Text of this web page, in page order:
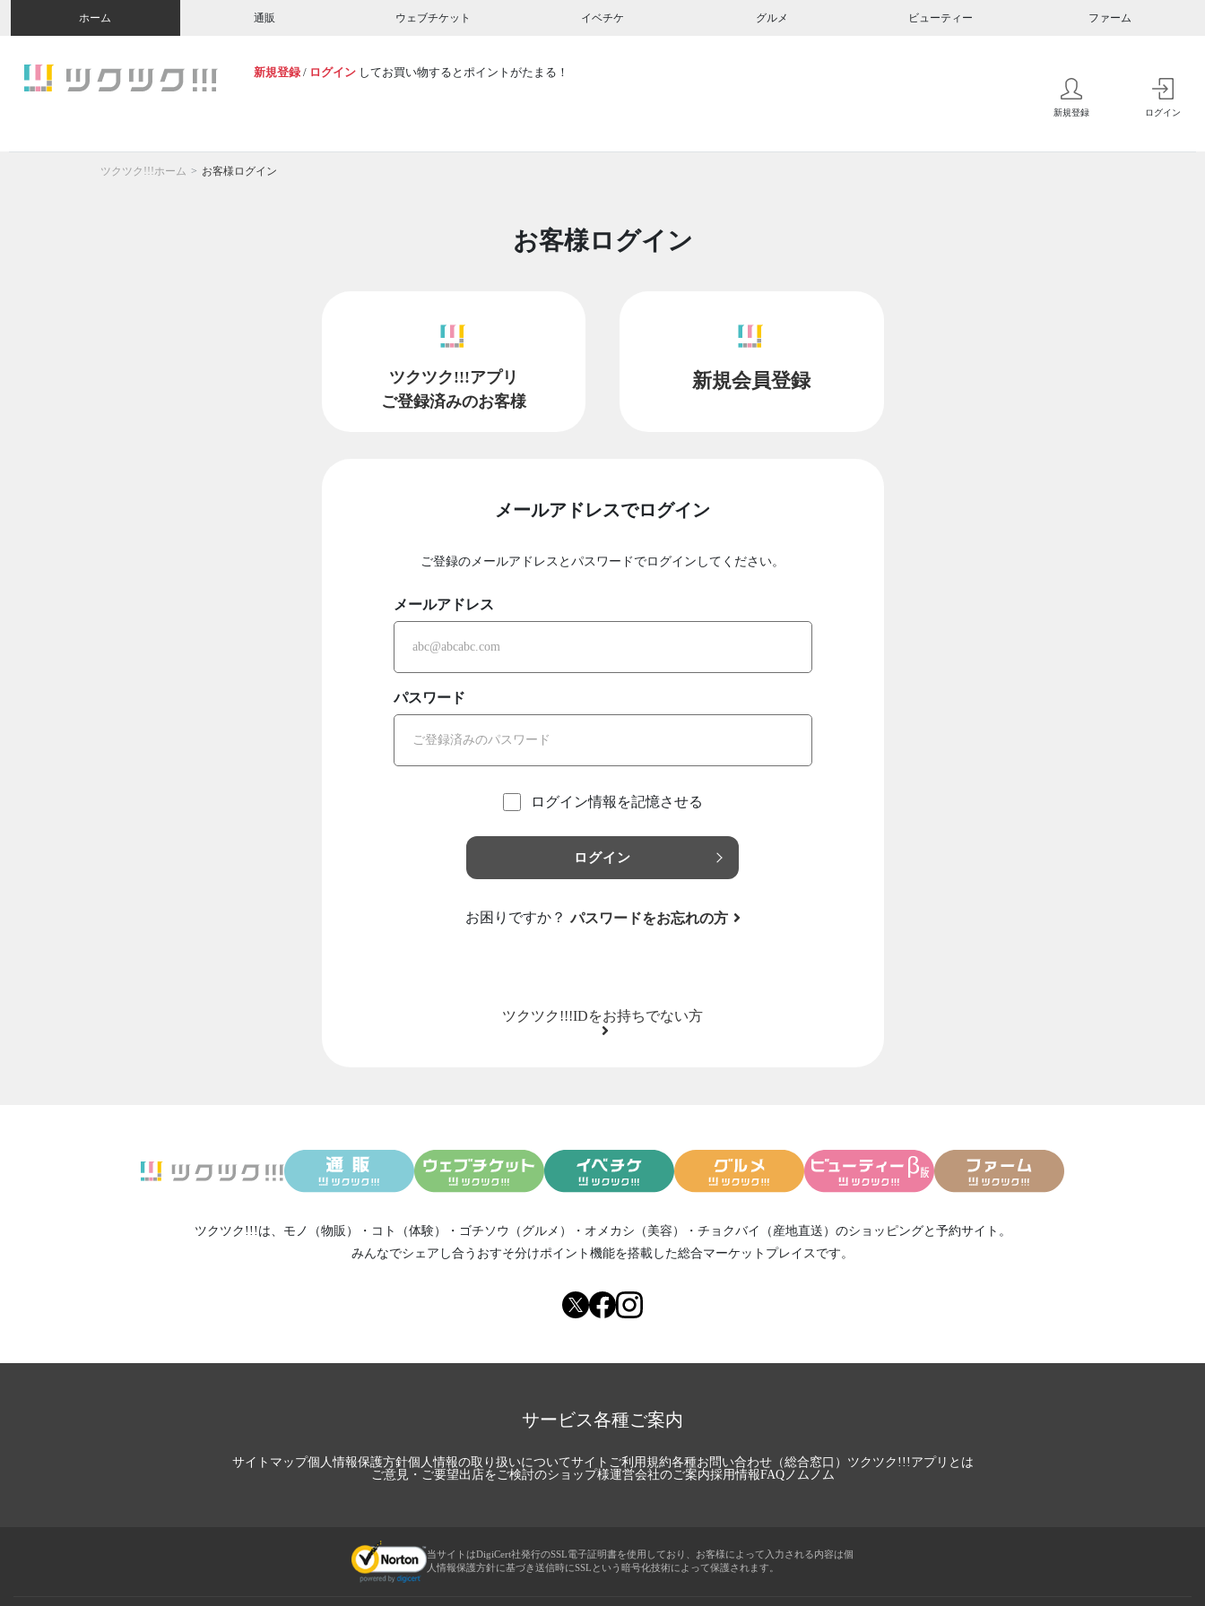
ホーム 通販 ウェブチケット イベチケ グルメ ビューティー ファーム
新規登録 / ログイン してお買い物するとポイントがたまる！
新規登録 ログイン
ツクツク!!!ホーム お客様ログイン
お客様ログイン
ツクツク!!!アプリ
ご登録済みのお客様
新規会員登録
メールアドレスでログイン
ご登録のメールアドレスとパスワードでログインしてください。
メールアドレス
パスワード
ログイン情報を記憶させる
ログイン
お困りですか？ パスワードをお忘れの方
ツクツク!!!IDをお持ちでない方
ツクツク!!!は、 モノ（物販） ・ コト（体験） ・ ゴチソウ（グルメ） ・ オメカシ（美容） ・ チョクバイ（産地直送） のショッピングと予約サイト。
みんなでシェアし合う おすそ分けポイント機能を搭載した総合マーケットプレイスです。
サービス各種ご案内
サイトマップ個人情報保護方針個人情報の取り扱いについてサイトご利用規約各種お問い合わせ（総合窓口） ツクツク!!!アプリとは
ご意見・ご要望出店をご検討のショップ様運営会社のご案内採用情報FAQノムノム
当サイトはDigiCert社発行のSSL電子証明書を使用しており、お客様によって入力される内容は個
人情報保護方針に基づき送信時にSSLという暗号化技術によって保護されます。